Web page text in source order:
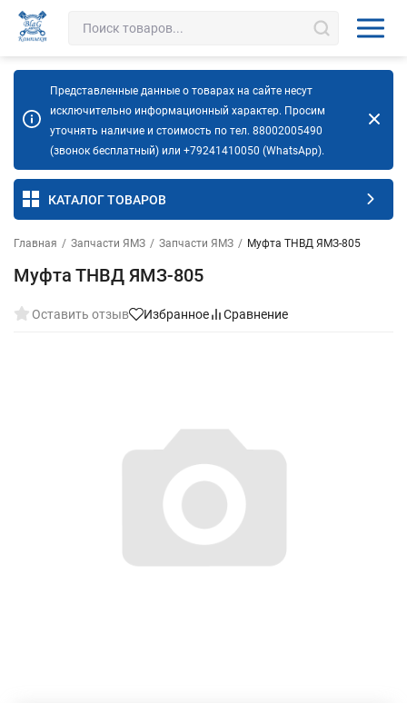
Представленные данные о товарах на сайте несут
исключительно информационный характер. Просим
уточнять наличие и стоимость по тел. 88002005490
(звонок бесплатный) или +79241410050 (WhatsApp).
КАТАЛОГ ТОВАРОВ
Главная / Запчасти ЯМЗ / Запчасти ЯМЗ / Муфта ТНВД ЯМЗ-805
Муфта ТНВД ЯМЗ-805
Оставить отзыв Избранное Сравнение